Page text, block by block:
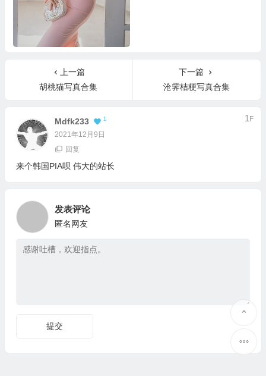
上一篇
胡桃猫写真合集
下一篇
沧霁桔梗写真合集
Mdfk233 1
2021年12月9日
1 F
回复
来个韩国PIA呗 伟大的站长
发表评论
匿名网友